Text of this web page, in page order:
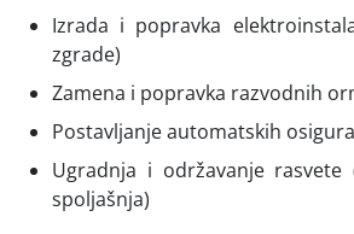
Izrada i popravka
zgrade)
Zamena i popravka razvodnih
Postavljanje automatskih
Ugradnja i održavanje rasvete
spoljašnja)